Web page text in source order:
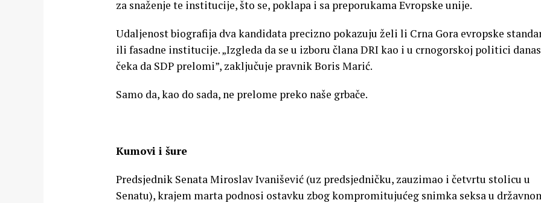
za snaženje te institucije, što se, poklapa i sa preporukama Evropske unije.
Udaljenost biografija dva kandidata precizno pokazuju želi li Crna Gora evropske
ili fasadne institucije. „Izgleda da se u izboru člana DRI kao i u crnogorskoj politici
čeka da SDP prelomi”, zaključuje pravnik Boris Marić.
Samo da, kao do sada, ne prelome preko naše grbače.
Kumovi i šure
Predsjednik Senata Miroslav Ivanišević (uz predsjedničku, zauzimao i četvrtu stolicu u
Senatu), krajem marta podnosi ostavku zbog kompromitujućeg snimka seksa u